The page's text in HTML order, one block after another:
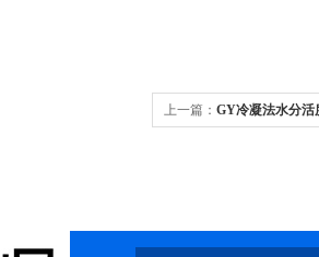
上一篇： GY冷凝法水分活